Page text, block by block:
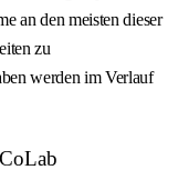
an den meisten dieser
zu
werden im Verlauf